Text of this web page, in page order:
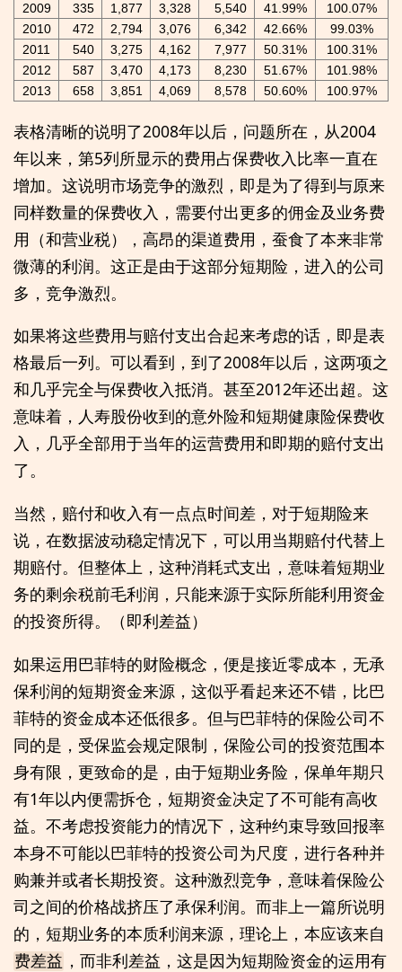
2009
335 1,877 3,328 5,540 41.99%
100.07%
2010
472 2,794 3,076 6,342 42.66%
99.03%
2011
540 3,275 4,162 7,977 50.31%
100.31%
2012
587 3,470 4,173 8,230 51.67%
101.98%
2013
658 3,851 4,069 8,578 50.60% 100.97%
表格清晰的说明了2008年以后，问题所在，从2004
年以来，第5列所显示的费用占保费收入比率一直在
增加。这说明市场竞争的激烈，即是为了得到与原来
同样数量的保费收入，需要付出更多的佣金及业务费
用（和营业税），高昂的渠道费用，蚕食了本来非常
微薄的利润。这正是由于这部分短期险，进入的公司
多，竞争激烈。
如果将这些费用与赔付支出合起来考虑的话，即是表
格最后一列。可以看到，到了2008年以后，这两项之
和几乎完全与保费收入抵消。甚至2012年还出超。这
意味着，人寿股份收到的意外险和短期健康险保费收
入，几乎全部用于当年的运营费用和即期的赔付支出
了。
当然，赔付和收入有一点点时间差，对于短期险来
说，在数据波动稳定情况下，可以用当期赔付代替上
期赔付。但整体上，这种消耗式支出，意味着短期业
务的剩余税前毛利润，只能来源于实际所能利用资金
的投资所得。（即利差益）
如果运用巴菲特的财险概念，便是接近零成本，无承
保利润的短期资金来源，这似乎看起来还不错，比巴
菲特的资金成本还低很多。但与巴菲特的保险公司不
同的是，受保监会规定限制，保险公司的投资范围本
身有限，更致命的是，由于短期业务险，保单年期只
有1年以内便需拆仓，短期资金决定了不可能有高收
益。不考虑投资能力的情况下，这种约束导致回报率
本身不可能以巴菲特的投资公司为尺度，进行各种并
购兼并或者长期投资。这种激烈竞争，意味着保险公
司之间的价格战挤压了承保利润。而非上一篇所说明
的，短期业务的本质利润来源，理论上，本应该来自
费差益 ，而非利差益，这是因为短期险资金的运用有